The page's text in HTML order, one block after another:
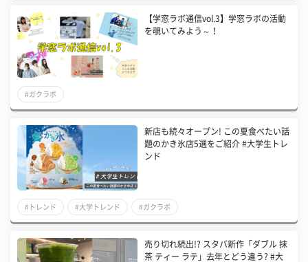
【学窓ラボ通信vol.3】学窓ラボの活動
を覗いてみよう～！
#ガクラボ
新店も続々オープン! この夏食べたい話
題のかき氷店5選をご紹介 #大学生トレ
ンド
#トレンド #大学トレンド #ガクラボ
売り切れ続出!? スタバ新作「ダブル 抹
茶 ティー ラテ」去年とどう違う? #大